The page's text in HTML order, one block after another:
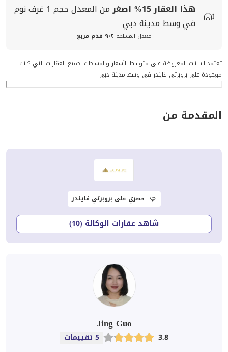
هذا العقار15% اصغرمن المعدلحجم
1 غرف نوم
في وسط مدينة دبي
معدل المساحة ٩٠٢ قدم مربع
تعتمد البيانات المعروضة على متوسط الأسعار والمساحات لجميع العقارات التي كانت
موجودة على بروبرتي فايندر في وسط مدينة دبي
المقدمة من
حصري على بروبرتي فايندر
شاهد عقارات الوكالة (10)
Jing Guo
3.8
5 تقييمات